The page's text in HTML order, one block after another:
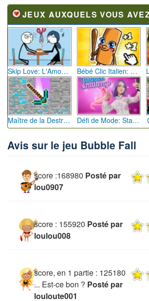
JEUX AUXQUELS VOUS AVEZ LE
Avis sur le jeu Bubble Fall
score :168980 Posté par
lou0907
score : 155920 Posté par
loulou008
score, en 1 partie : 125180
... Est-ce bon ? Posté par
louloute001